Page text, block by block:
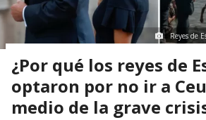
Reyes de
¿Por qué los reyes de
optaron por no ir a
medio de la grave